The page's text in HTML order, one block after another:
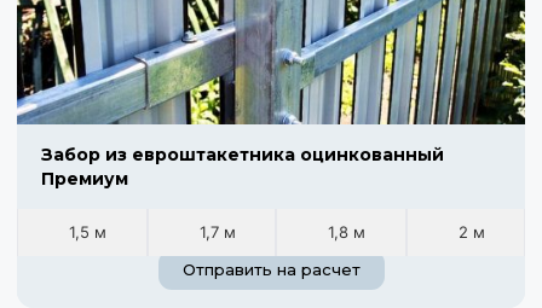
Забор из евроштакетника оцинкованный
Премиум
1,5 м 1,7 м 1,8 м
2 м
Отправить на расчет